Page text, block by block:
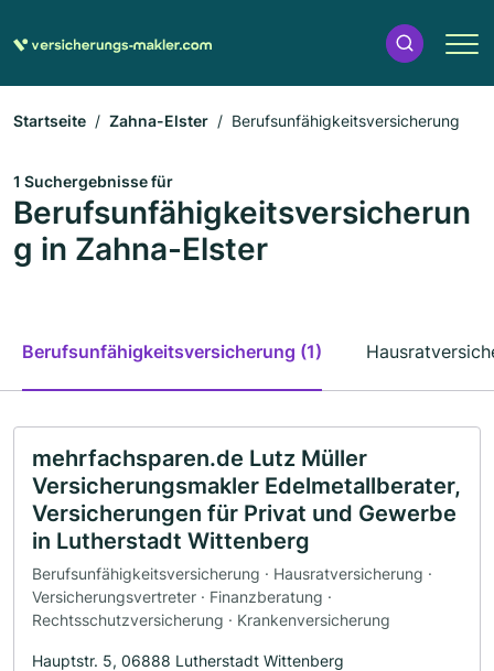
Startseite Zahna-Elster Berufsunfähigkeitsversicherung
1 Suchergebnisse für
Berufsunfähigkeitsversicherun
g in Zahna-Elster
Berufsunfähigkeitsversicherung (1)
mehrfachsparen.de Lutz Müller
Versicherungsmakler Edelmetallberater,
Versicherungen für Privat und Gewerbe
in Lutherstadt Wittenberg
Berufsunfähigkeitsversicherung · Hausratversicherung ·
Versicherungsvertreter · Finanzberatung ·
Rechtsschutzversicherung · Krankenversicherung
Hauptstr. 5, 06888 Lutherstadt Wittenberg